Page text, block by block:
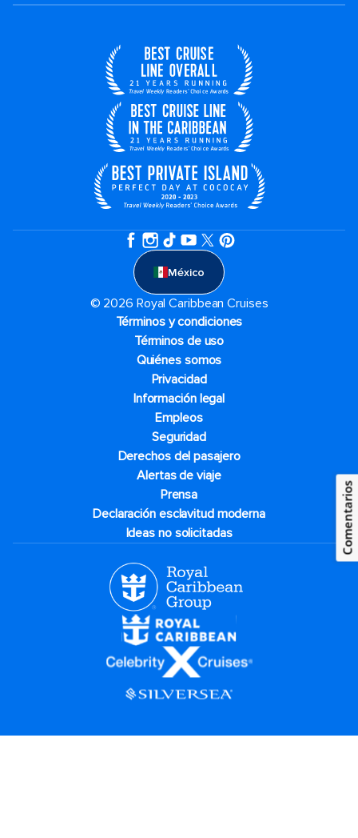
México
© 2026 Royal Caribbean Cruises
Términos y condiciones
Términos de uso
Quiénes somos
Privacidad
Información legal
Empleos
Seguridad
Derechos del pasajero
Alertas de viaje
Prensa
Declaración esclavitud moderna
Ideas no solicitadas
Comentarios